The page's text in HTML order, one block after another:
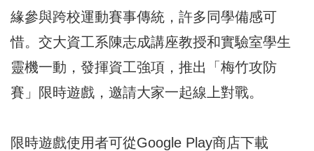
緣參與跨校運動賽事傳統，許多同學備感可
惜。交大資工系陳志成講座教授和實驗室學生
靈機一動，發揮資工強項，推出「梅竹攻防
賽」限時遊戲，邀請大家一起線上對戰。
限時遊戲使用者可從Google Play商店下載